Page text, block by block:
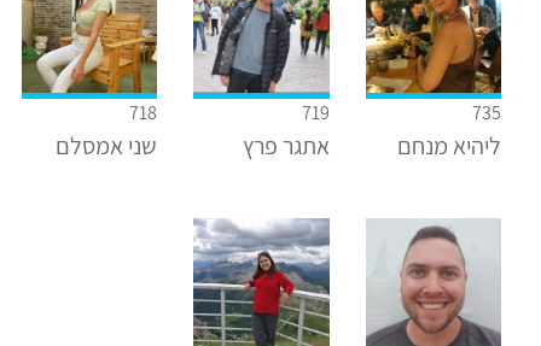
735
ליהיא מנחם
719
אתגר פרץ
718
שני אמסלם